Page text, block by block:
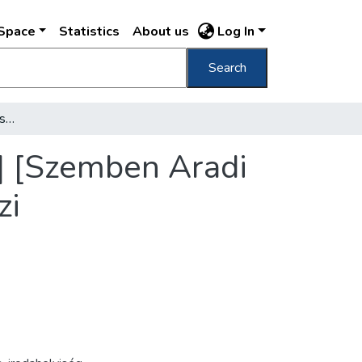
Statistics About us Log In
Search
[Az Eucharisztikus kongresszus szervezése] [Szemben Aradi Zsolt újságíró, az előkészítő iroda nemzetközi sajtóosztályának vezetője] /
[Szemben Aradi